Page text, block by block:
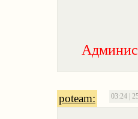
poteam: 03:24 |